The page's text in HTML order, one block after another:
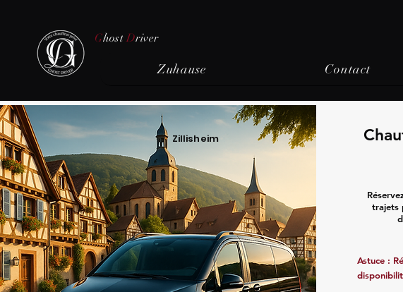
Ghost Driver
Zuhause Contact
Zillisheim
trajets
Astuce :